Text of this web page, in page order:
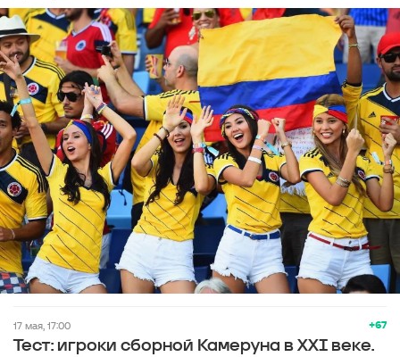
+67
17 мая, 17:00
Тест: игроки сборной Камеруна в XXI веке.